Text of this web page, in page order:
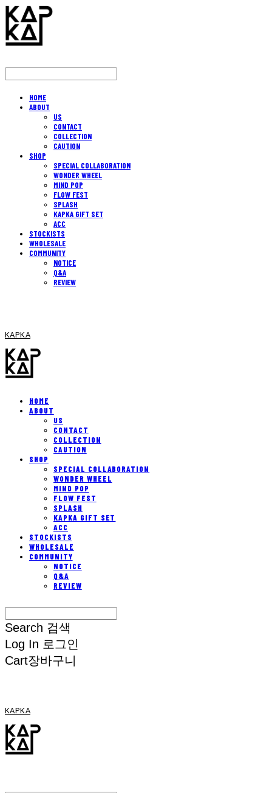
HOME
ABOUT
US
CONTACT
COLLECTION
CAUTION
SHOP
SPECIAL COLLABORATION
WONDER WHEEL
MIND POP
FLOW FEST
SPLASH
KAPKA GIFT SET
ACC
STOCKISTS
WHOLESALE
COMMUNITY
NOTICE
Q&A
REVIEW
KAPKA
HOME
ABOUT
US
CONTACT
COLLECTION
CAUTION
SHOP
SPECIAL COLLABORATION
WONDER WHEEL
MIND POP
FLOW FEST
SPLASH
KAPKA GIFT SET
ACC
STOCKISTS
WHOLESALE
COMMUNITY
NOTICE
Q&A
REVIEW
Search 검색
Log In 로그인
Cart장바구니
KAPKA